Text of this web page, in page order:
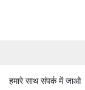
हमारे साथ संपर्क में जाओ